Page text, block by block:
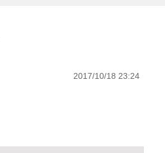
2017/10/18 23:24